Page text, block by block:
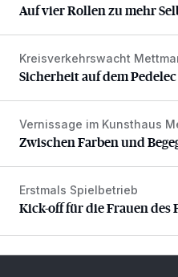
Auf vier Rollen zu mehr
Sicherheit auf dem Pedelec
Kreisverkehrswacht
Sicherheit auf dem Pedelec
Zwischen Farben und
Vernissage im Kunsthaus
Zwischen Farben und
Kick-off für die Frauen des
Erstmals Spielbetrieb
Kick-off für die Frauen des